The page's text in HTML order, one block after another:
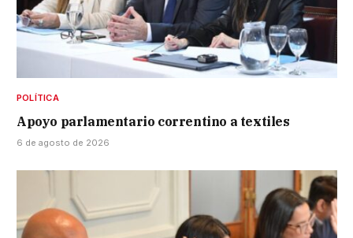
POLÍTICA
Apoyo parlamentario correntino a textiles
6 de agosto de 2026